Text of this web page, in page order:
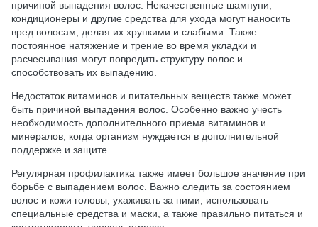
причиной выпадения волос. Некачественные шампуни,
кондиционеры и другие средства для ухода могут наносить
вред волосам, делая их хрупкими и слабыми. Также
постоянное натяжение и трение во время укладки и
расчесывания могут повредить структуру волос и
способствовать их выпадению.
Недостаток витаминов и питательных веществ также может
быть причиной выпадения волос. Особенно важно учесть
необходимость дополнительного приема витаминов и
минералов, когда организм нуждается в дополнительной
поддержке и защите.
Регулярная профилактика также имеет большое значение при
борьбе с выпадением волос. Важно следить за состоянием
волос и кожи головы, ухаживать за ними, использовать
специальные средства и маски, а также правильно питаться и